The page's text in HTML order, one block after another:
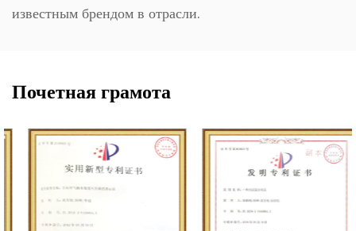
известным брендом в отрасли.
Почетная грамота